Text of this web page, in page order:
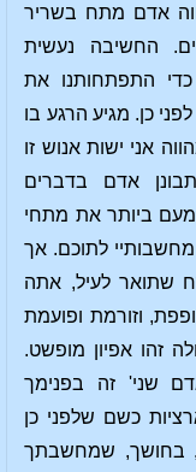
אדם מתח בשריר
החשיבה נעשית
כדי התפתחותנו את
כן. מגיע הרגע בו
אני ישות אנוש זו
אדם בדברים
ביותר את מתחי
מחשבותיי לתוכם. אך
שתואר לעיל, אתה
וזורמת ופועמת
זהו אפיון מופשט.
שני' זה בפנימך
כשם שלפני כן
בחושך, שמחשבתך